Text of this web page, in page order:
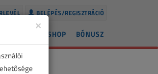
BELÉPÉS/REGISZTRÁCIÓ
BÓNUSZ
SHOP
×